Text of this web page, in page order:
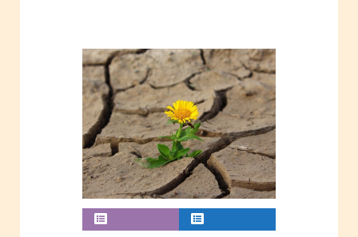
sport
autrici
edizioni
didattica
Formazione
webinar